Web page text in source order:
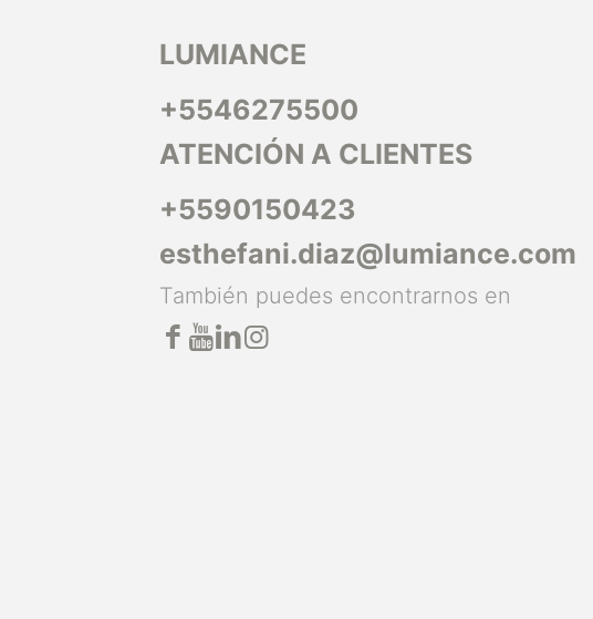
LUMIANCE
+5546275500
ATENCIÓN A CLIENTES
+5590150423
esthefani.diaz@lumiance.com
También puedes encontrarnos en